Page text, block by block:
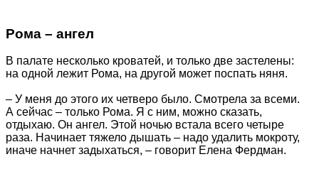
Рома – ангел
В палате несколько кроватей, и только две застелены:
на одной лежит Рома, на другой может поспать няня.
– У меня до этого их четверо было. Смотрела за всеми.
А сейчас – только Рома. Я с ним, можно сказать,
отдыхаю. Он ангел. Этой ночью встала всего четыре
раза. Начинает тяжело дышать – надо удалить мокроту,
иначе начнет задыхаться, – говорит Елена Фердман.